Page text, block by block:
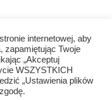
na
internetowej, aby
zapamiętując Twoje
„Akceptuj
WSZYSTKICH
„Ustawienia plików